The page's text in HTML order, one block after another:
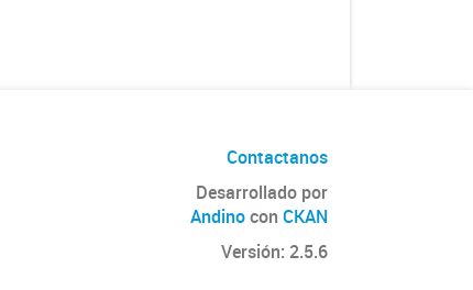
Contactanos
Desarrollado por
Andinocon CKAN
Versión: 2.5.6